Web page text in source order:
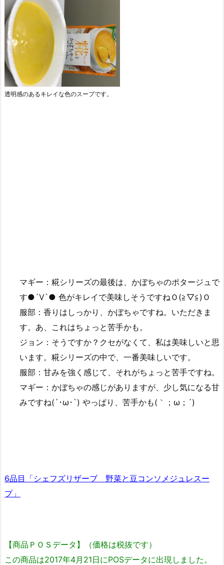
透明感のあるキレイな色のスープです。
マギー：糀シリーズの最後は、かぼちゃのポタージュで
す●´Ⅴ`● 色がキレイで美味しそうですねＯ(≧▽≦)Ｏ
服部：香りはしっかり、かぼちゃですね。いただきま
す。あ、これはちょっと苦手かも。
ジョン：そうですか？クセがなくて、私は美味しいと思
います。糀シリーズの中で、一番美味しいです。
服部：甘みを強く感じて、それがちょっと苦手ですね。
マギー：かぼちゃの感じがありますが、少し気になる甘
みですね(´･ω･`) やっぱり、苦手かも(｀；ω；´)
6品目「シェフズリザーブ 野菜と豆コンソメジュレスー
プ」
【商品ＰＯＳデータ】（価格は税抜です）
この商品は2017年4月21日にPOSデータに出現しました。